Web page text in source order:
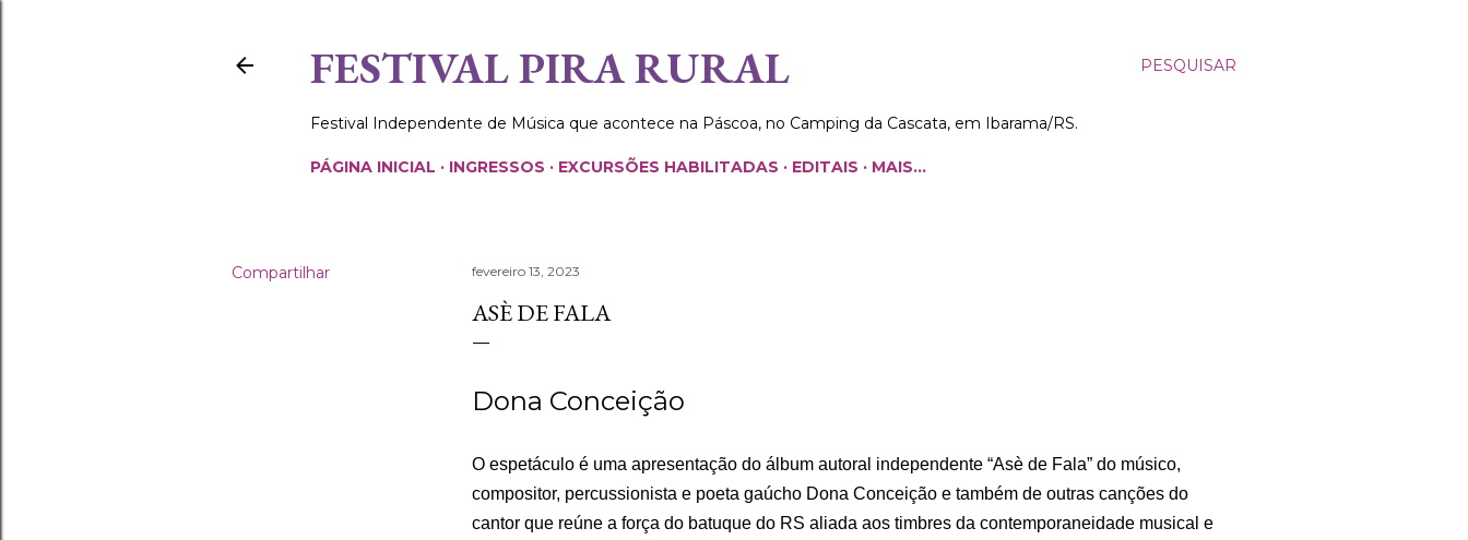
PESQUISAR
FESTIVAL PIRA RURAL
Festival Independente de Música que acontece na Páscoa, no Camping da Cascata, em Ibarama/RS.
PÁGINA INICIAL INGRESSOS EXCURSÕES HABILITADAS EDITAIS MAIS…
Compartilhar fevereiro 13, 2023
ASÈ DE FALA
Dona Conceição
O espetáculo é uma apresentação do álbum autoral independente “Asè de Fala” do músico,
compositor, percussionista e poeta gaúcho Dona Conceição e também de outras canções do
cantor que reúne a força do batuque do RS aliada aos timbres da contemporaneidade musical e